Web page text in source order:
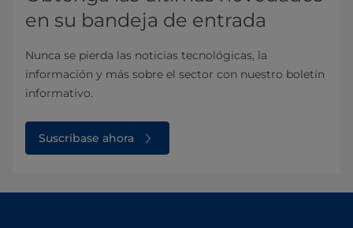
en su bandeja de entrada
Nunca se pierda las noticias tecnológicas, la
información y más sobre el sector con nuestro boletín
informativo.
Suscríbase ahora